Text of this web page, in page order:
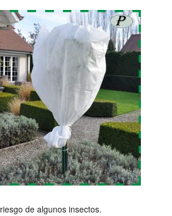
de algunos insectos.